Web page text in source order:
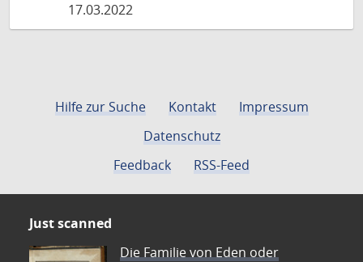
17.03.2022
Hilfe zur Suche Kontakt
Impressum
Datenschutz
Feedback
RSS-Feed
Just scanned
Die Familie von Eden oder